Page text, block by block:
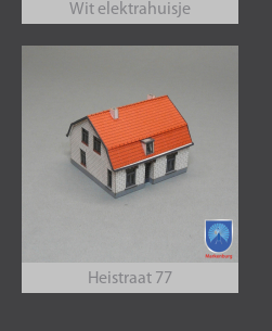
Wit elektrahuisje
Heistraat 77